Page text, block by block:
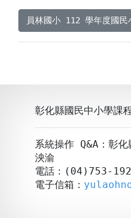
員林國小 112 學年度國民
彰化縣國民中小學課
系統操作 Q&A：彰
泱渝
電話：(04)753-
電子信箱：